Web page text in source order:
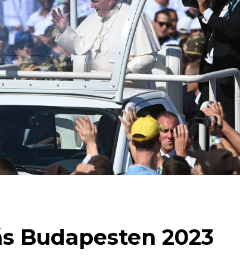
Budapesten 2023